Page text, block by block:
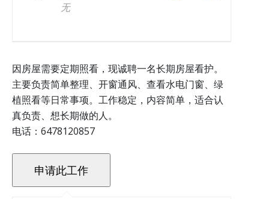
无
因房屋需要定期照看，现诚聘一名长期房屋看护。
主要负责简单整理、开窗通风、查看水电门窗、绿
植照看等日常事项。工作稳定，内容简单，适合认
真负责、想长期做的人。
电话：6478120857